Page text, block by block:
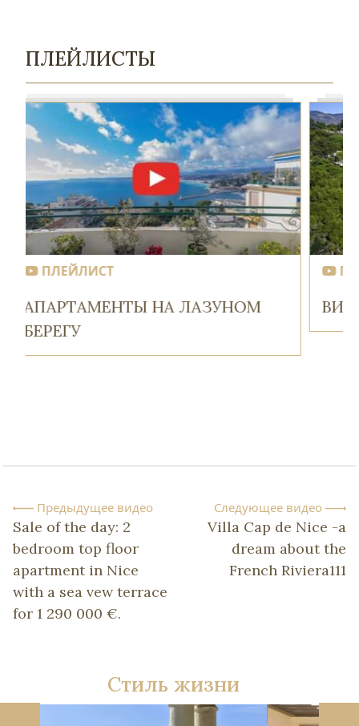
ПЛЕЙЛИСТЫ
ПЛЕЙЛИСТ
ВИЛЛЫ НА ЛАЗУРНОМ БЕРЕГУ
Предыдущее видео
Sale of the day: 2
bedroom top floor
apartment in Nice
with a sea vew terrace
for 1 290 000 €.
Следующее видео
Villa Cap de Nice -a
dream about the
French Riviera111
Стиль жизни